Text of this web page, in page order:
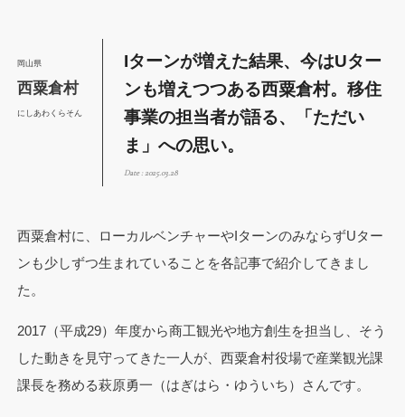
岡山県
西粟倉村
にしあわくらそん
Iターンが増えた結果、今はUター
ンも増えつつある西粟倉村。移住
事業の担当者が語る、「ただい
ま」への思い。
Date : 2025.03.28
西粟倉村に、ローカルベンチャーやIターンのみならずUター
ンも少しずつ生まれていることを各記事で紹介してきまし
た。
2017（平成29）年度から商工観光や地方創生を担当し、そう
した動きを見守ってきた一人が、西粟倉村役場で産業観光課
課長を務める萩原勇一（はぎはら・ゆういち）さんです。